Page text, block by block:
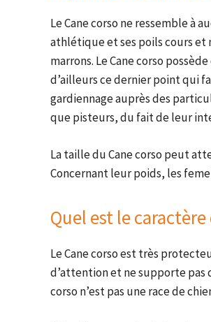
Le Cane corso ne ressemble à
athlétique et ses poils cours et
marrons. Le Cane corso
d’ailleurs ce dernier point qui
gardiennage auprès des
que pisteurs, du fait de leur
La taille du Cane corso peut
Concernant leur poids, les
Quel est le caractère
Le Cane corso est très
d’attention et ne supporte pas
corso n’est pas une race de